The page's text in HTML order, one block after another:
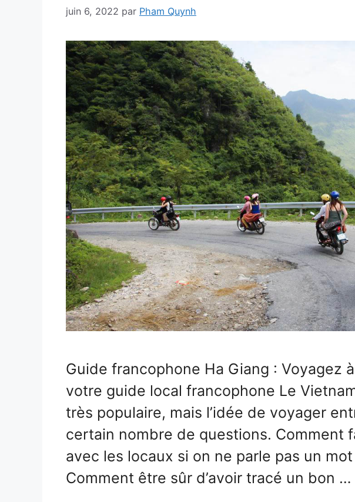
juin 6, 2022 par Pham Quynh
Guide francophone Ha Giang : Voyagez
votre guide local francophone Le
très populaire, mais l’idée de voyager
certain nombre de questions. Comment
avec les locaux si on ne parle pas un
Comment être sûr d’avoir tracé un bon …